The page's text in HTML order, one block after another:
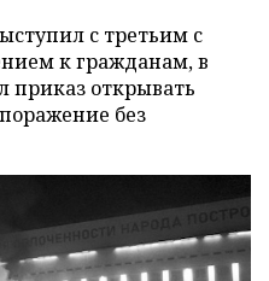
с третьим с
к гражданам, в
приказ открывать
без